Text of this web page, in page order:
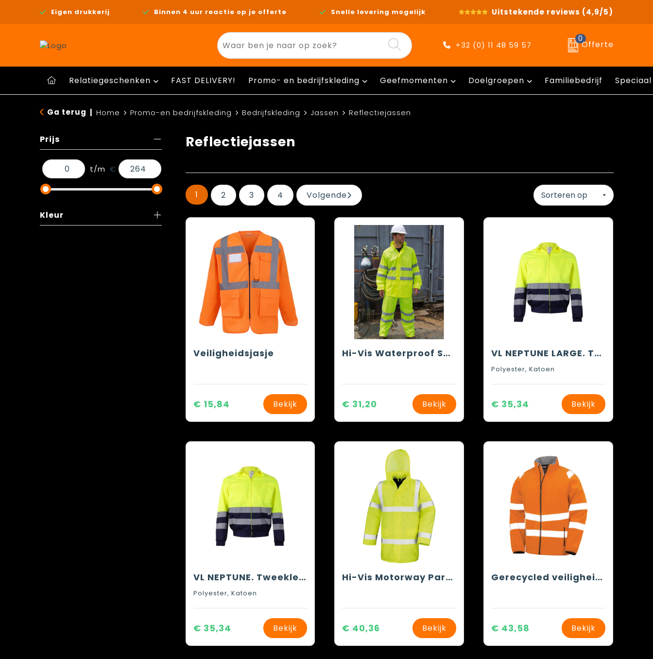
Eigen drukkerij Binnen 4 uur reactie op je offerte Snelle levering mogelijk Uitstekende reviews (4,9/5)
+32 (0) 11 48 59 57
0
Offerte
Relatiegeschenken FAST DELIVERY! Promo- en bedrijfskleding Geefmomenten Doelgroepen Familiebedrijf
Ga terug Home Promo-en bedrijfskleding Bedrijfskleding Jassen Reflectiejassen
Prijs
t/m €
Kleur
Reflectiejassen
1 2 3 4 Volgende
Veiligheidsjasje
€ 15,84 Bekijk
Hi-Vis Waterproof Suit
€ 31,20 Bekijk
VL NEPTUNE LARGE. Tweekleurig twill jack (210g/m²) van polyester (80%) en katoen (20%)
Polyester, Katoen
€ 35,34 Bekijk
VL NEPTUNE. Tweekleurig twill jack (210g/m²) van polyester (80%) en katoen (20%)
Polyester, Katoen
€ 35,34 Bekijk
Hi-Vis Motorway Parka
€ 40,36 Bekijk
Gerecycled veiligheidssoftshell
€ 43,58 Bekijk